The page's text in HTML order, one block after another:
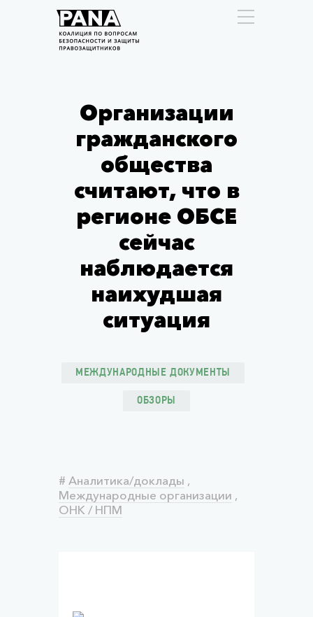
Организации
гражданского
общества
считают, что в
регионе ОБСЕ
сейчас
наблюдается
наихудшая
ситуация
МЕЖДУНАРОДНЫЕ ДОКУМЕНТЫ
ОБЗОРЫ
# Аналитика/доклады ,
Международные организации ,
ОНК / НПМ